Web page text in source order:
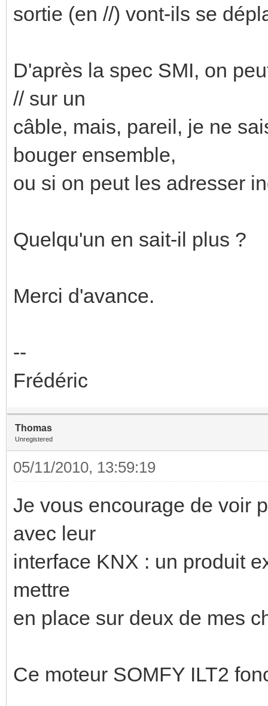
sortie (en //) vont-ils se
D'après la spec SMI, on
// sur un
câble, mais, pareil, je ne
bouger ensemble,
ou si on peut les adresser
Quelqu'un en sait-il plus ?
Merci d'avance.
--
Frédéric
Thomas
Unregistered
05/11/2010, 13:59:19
Je vous encourage de voir
avec leur
interface KNX : un produit
mettre
en place sur deux de mes
Ce moteur SOMFY ILT2